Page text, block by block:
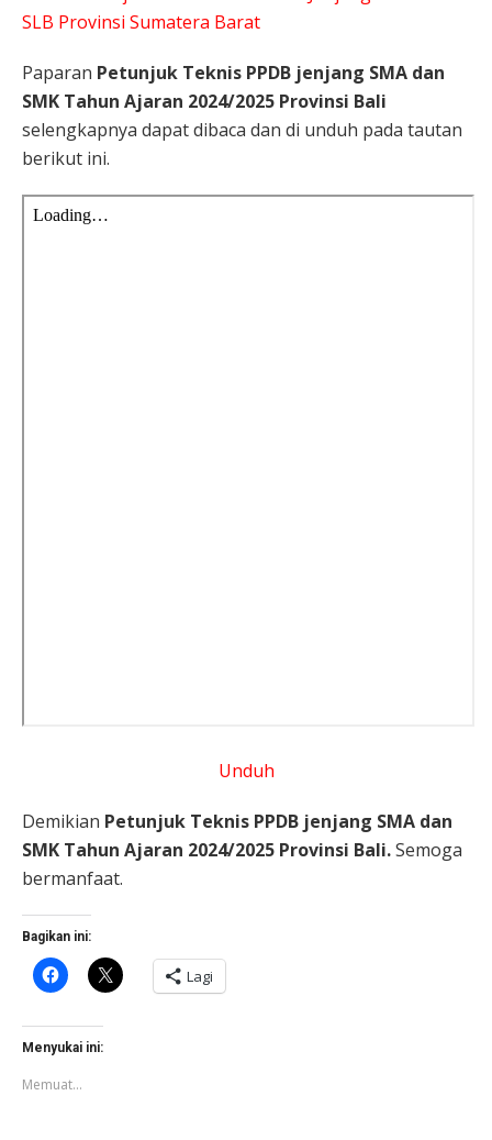
SLB Provinsi Sumatera Barat
Paparan Petunjuk Teknis PPDB jenjang SMA dan
SMK Tahun Ajaran 2024/2025 Provinsi Bali
selengkapnya dapat dibaca dan di unduh pada tautan
berikut ini.
Unduh
Demikian Petunjuk Teknis PPDB jenjang SMA dan
SMK Tahun Ajaran 2024/2025 Provinsi Bali.Semoga
bermanfaat.
Bagikan ini:
Klik
untuk
Facebook(Membuka
di
jendela
baru)
Klik
untuk
berbagi
Lagi
Menyukai ini:
Memuat...